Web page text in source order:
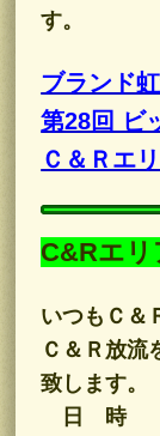
す。
ブランド
第28回 ビ
Ｃ＆Ｒエ
C&Rエリ
いつもＣ＆
Ｃ＆Ｒ放流
致します。
日 時 10